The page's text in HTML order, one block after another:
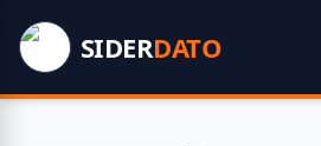
SIDERDATO